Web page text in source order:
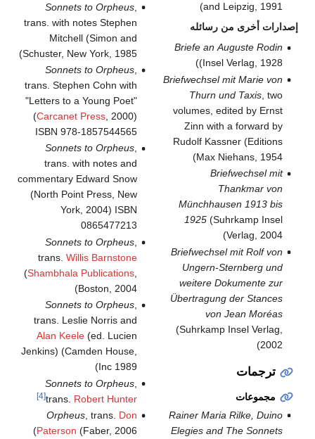
and Leipzig, 1991)
إصدارات أخرى من رسائله
Briefe an Auguste Rodin
(Insel Verlag, 1928)
Briefwechsel mit Marie von
Thurn und Taxis, two
volumes, edited by Ernst
Zinn with a forward by
Rudolf Kassner (Editions
Max Niehans, 1954)
Briefwechsel mit
Thankmar von
Münchhausen 1913 bis
1925(Suhrkamp Insel
Verlag, 2004)
Briefwechsel mit Rolf von
Ungern-Sternberg und
weitere Dokumente zur
Übertragung der Stances
von Jean Moréas
(Suhrkamp Insel Verlag,
2002)
ترجمات
مجموعات
Rainer Maria Rilke, Duino
Elegies and The Sonnets
Sonnets to Orpheus,
trans. with notes Stephen
Mitchell (Simon and
Schuster, New York, 1985)
Sonnets to Orpheus,
trans. Stephen Cohn with
"Letters to a Young Poet"
(Carcanet Press, 2000)
ISBN 978-1857544565
Sonnets to Orpheus,
trans. with notes and
commentary Edward Snow
(North Point Press, New
York, 2004) ISBN
0865477213
Sonnets to Orpheus,
trans. Willis Barnstone
(Shambhala Publications,
Boston, 2004)
Sonnets to Orpheus,
trans. Leslie Norris and
Alan Keele(ed. Lucien
Jenkins) (Camden House,
Inc 1989)
Sonnets to Orpheus,
trans. Robert Hunter
[4]
Orpheus, trans. Don
Paterson (Faber, 2006)